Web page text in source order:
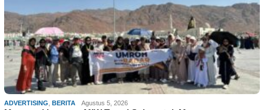
ADVERTISING, BERITA Agustus 5, 2026